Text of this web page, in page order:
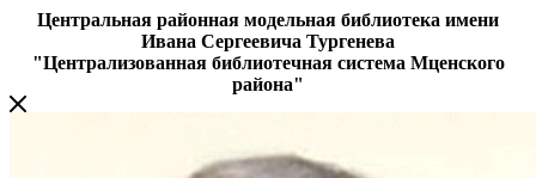
Центральная районная модельная библиотека имени
Ивана Сергеевича Тургенева
"Централизованная библиотечная система Мценского
района"